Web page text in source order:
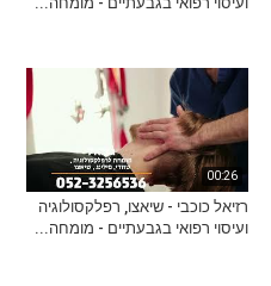
00:26
רזיאל כוכבי - שיאצו, רפלקסולוגיה
ועיסוי רפואי בגבעתיים - מומחה...